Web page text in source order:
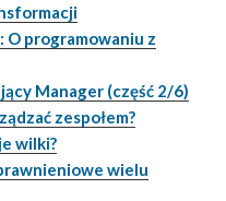
O programowaniu z
Manager (część 2/6)
zespołem?
wilki?
wielu